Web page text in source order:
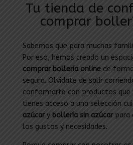
Tu tienda de
comprar
Sabemos que para muchas
Por eso, hemos creado un
comprar bollería onlinede
segura. Olvídate de salir
conformarte con productos que
tienes acceso a una selección
azúcary bollería sin azúcarpara
los gustos y necesidades.